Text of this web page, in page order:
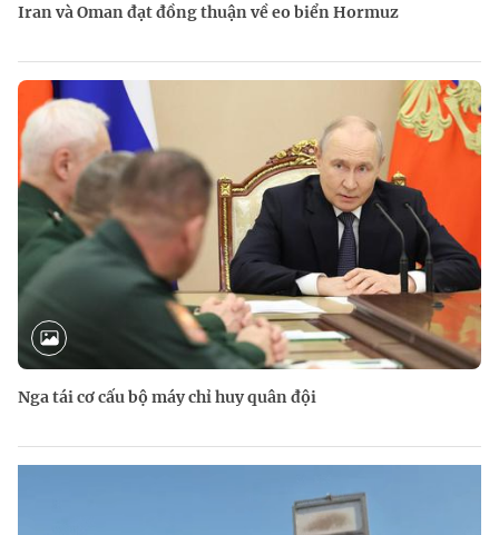
Iran và Oman đạt đồng thuận về eo biển Hormuz
Nga tái cơ cấu bộ máy chỉ huy quân đội